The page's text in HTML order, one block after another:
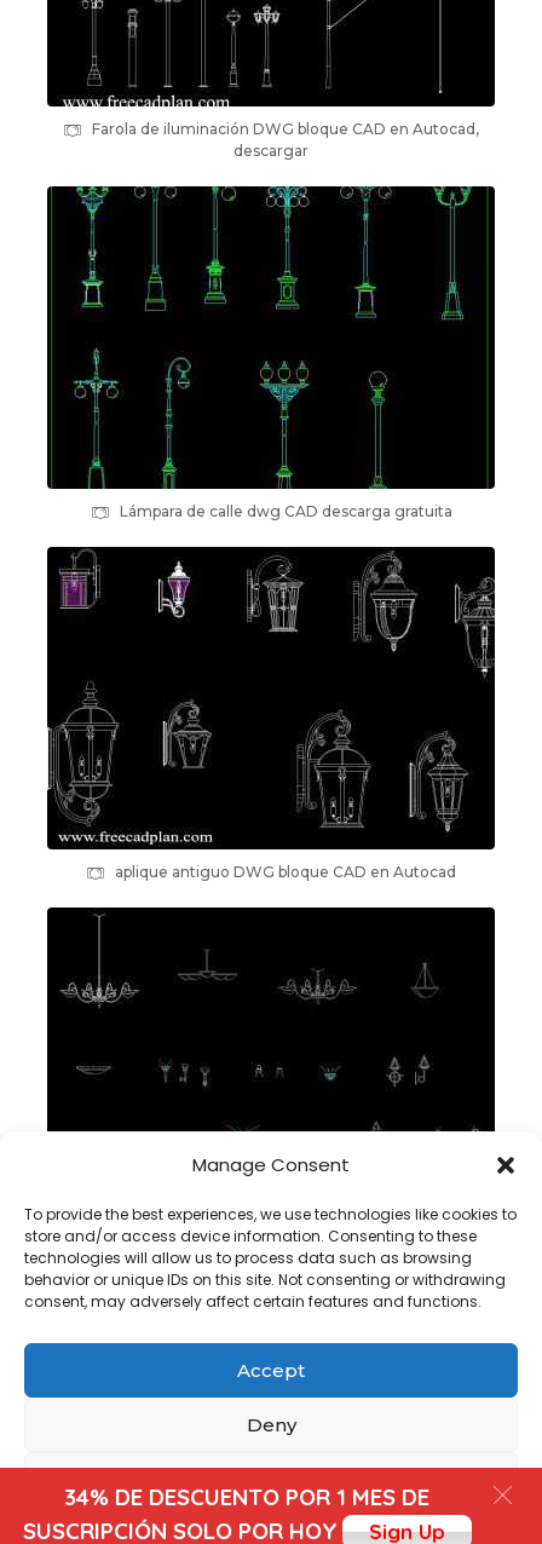
Manage Consent
To provide the best experiences, we use technologies like cookies to
store and/or access device information. Consenting to these
technologies will allow us to process data such as browsing
behavior or unique IDs on this site. Not consenting or withdrawing
consent, may adversely affect certain features and functions.
Accept
Deny
CookiesPrivacy Policy
Farola de iluminación DWG bloque CAD en Autocad,
descargar
Lámpara de calle dwg CAD descarga gratuita
aplique antiguo DWG bloque CAD en Autocad
lámparas DWG Colección CAD bloques archivo
About Us-
34% DE DESCUENTO POR 1 MES DE
SUSCRIPCIÓN SOLO POR HOY
Sign Up